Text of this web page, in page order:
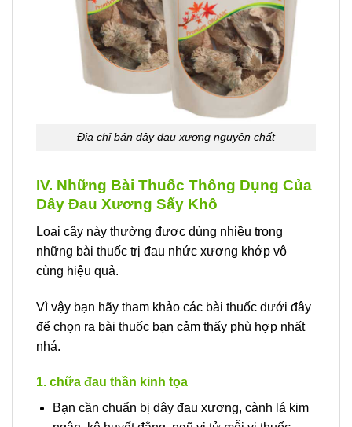
Địa chỉ bán dây đau xương nguyên chất
IV. Những Bài Thuốc Thông Dụng Của
Dây Đau Xương Sấy Khô
Loại cây này thường được dùng nhiều trong
những bài thuốc trị đau nhức xương khớp vô
cùng hiệu quả.
Vì vậy bạn hãy tham khảo các bài thuốc dưới đây
để chọn ra bài thuốc bạn cảm thấy phù hợp nhất
nhá.
1. chữa đau thần kinh tọa
Bạn cần chuẩn bị dây đau xương, cành lá kim